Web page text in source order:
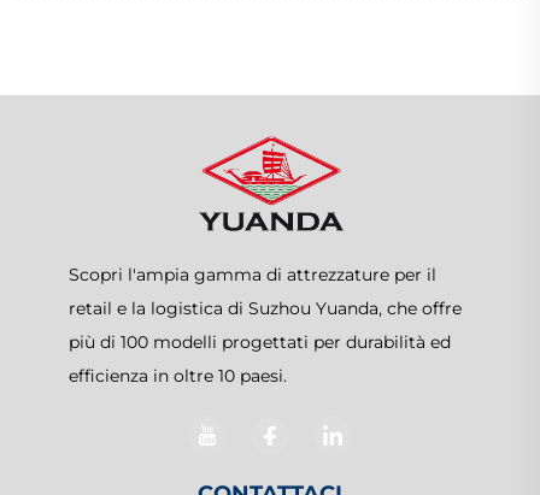
Scopri l'ampia gamma di attrezzature per il
retail e la logistica di Suzhou Yuanda, che offre
più di 100 modelli progettati per durabilità ed
efficienza in oltre 10 paesi.